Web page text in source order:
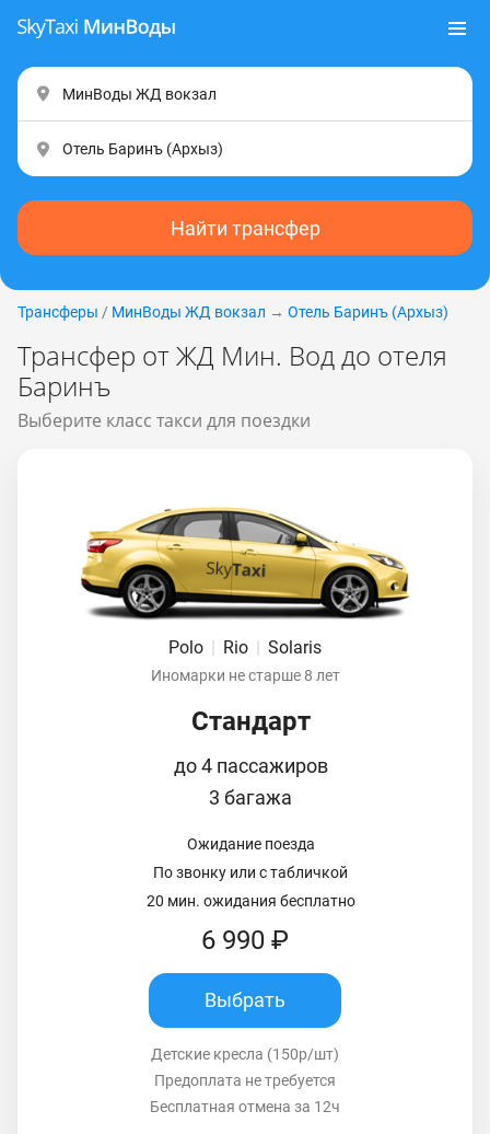
Найти трансфер
Трансферы / МинВоды ЖД вокзал → Отель Баринъ (Apxыз)
Трансфер от ЖД Мин. Вод до отеля
Баринъ
Выберите класс такси для поездки
Polo | Rio | Solaris
Иномарки не старше 8 лет
Стандарт
до 4 пассажиров
3 багажа
Ожидание поезда
По звонку или с табличкой
20 мин. ожидания бесплатно
6 990 ₽
Выбрать
Детские кресла (150р/шт)
Предоплата не требуется
Бесплатная отмена за 12ч